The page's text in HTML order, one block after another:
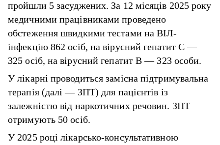
пройшли 5 засуджених. За 12 місяців 2025 року
медичними працівниками проведено
обстеження швидкими тестами на ВІЛ-
інфекцію 862 осіб, на вірусний гепатит C —
325 осіб, на вірусний гепатит B — 323 особи.
У лікарні проводиться замісна підтримувальна
терапія (далі — ЗПТ) для пацієнтів із
залежністю від наркотичних речовин. ЗПТ
отримують 50 осіб.
У 2025 році лікарсько-консультативною